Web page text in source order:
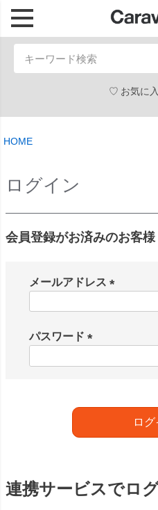
お気に
HOME
ログイン
会員登録がお済みのお客様
メールアドレス
パスワード
)
ロ
連携サービスでロ